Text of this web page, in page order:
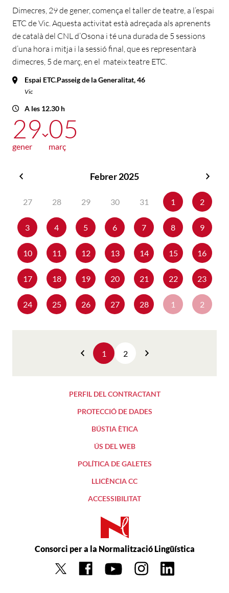
Dimecres, 29 de gener, comença el taller de teatre, a l’espai
ETC de Vic. Aquesta activitat està adreçada als aprenents
de català del CNL d’Osona i té una durada de 5 sessions
d’una hora i mitja i la sessió final, que es representarà
dimecres, 5 de març, en el mateix teatre ETC.
Espai ETC.Passeig de la Generalitat, 46
Vic
A les 12.30 h
29
gener
05
març
Febrer 2025
27
28 29 30 31 1 2
3 4 5 6 7 8 9
10 11 12 13 14 15 16
17 18 19 20 21 22 23
24 25 26 27 28 1 2
Anterior
1 2
PERFIL DEL CONTRACTANT
PROTECCIÓ DE DADES
BÚSTIA ÈTICA
ÚS DEL WEB
POLÍTICA DE GALETES
LLICÈNCIA CC
ACCESSIBILITAT
Consorci per a la Normalització Lingüística